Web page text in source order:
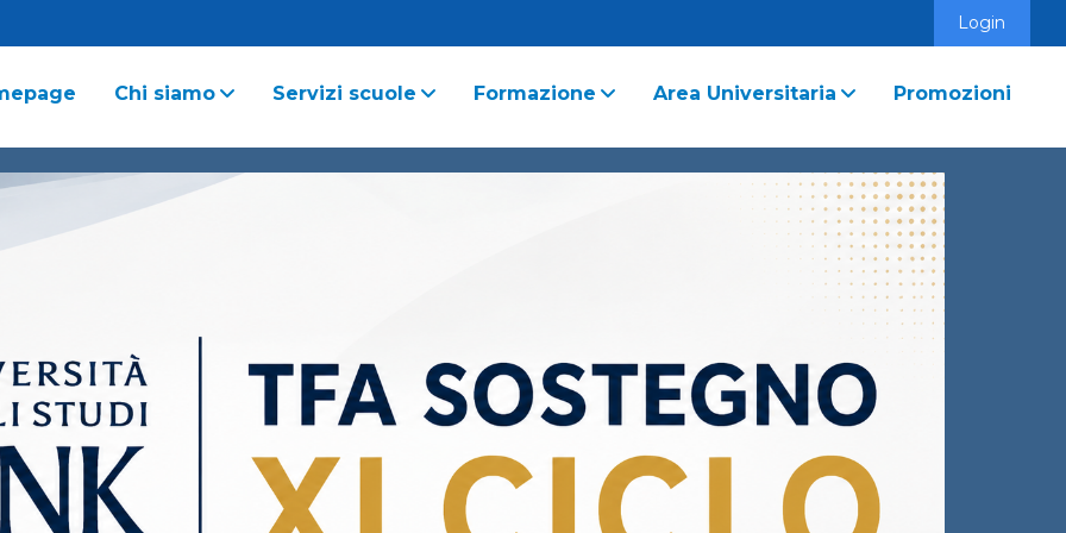
Login
Chi siamo Servizi scuole Formazione Area Universitaria Promozioni